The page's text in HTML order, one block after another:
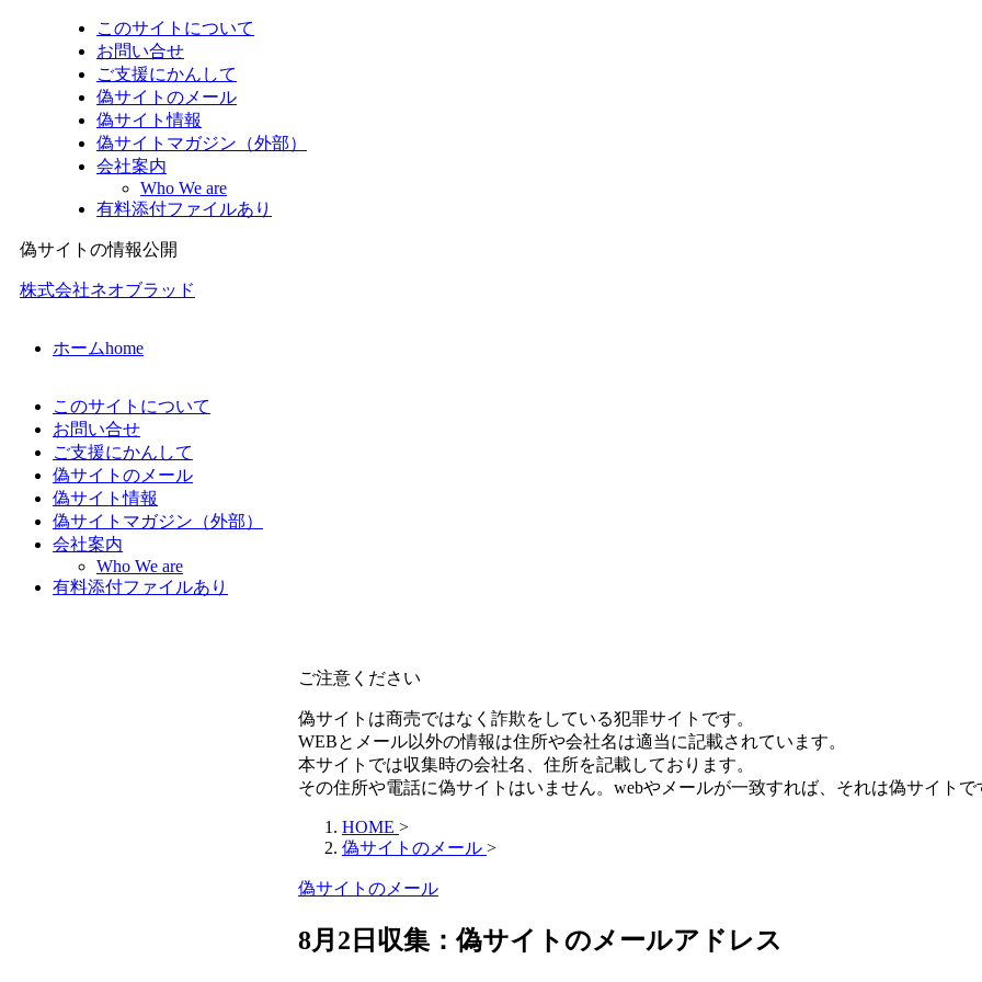
このサイトについて
お問い合せ
ご支援にかんして
偽サイトのメール
偽サイト情報
偽サイトマガジン（外部）
会社案内
Who We are
有料添付ファイルあり
偽サイトの情報公開
株式会社ネオブラッド
ホームhome
このサイトについて
お問い合せ
ご支援にかんして
偽サイトのメール
偽サイト情報
偽サイトマガジン（外部）
会社案内
Who We are
有料添付ファイルあり
ご注意ください
偽サイトは商売ではなく詐欺をしている犯罪サイトです。
WEBとメール以外の情報は住所や会社名は適当に記載されています。
本サイトでは収集時の会社名、住所を記載しております。
その住所や電話に偽サイトはいません。webやメールが一致すれば、それは偽サイトで
HOME >
偽サイトのメール >
偽サイトのメール
8月2日収集：偽サイトのメールアドレス